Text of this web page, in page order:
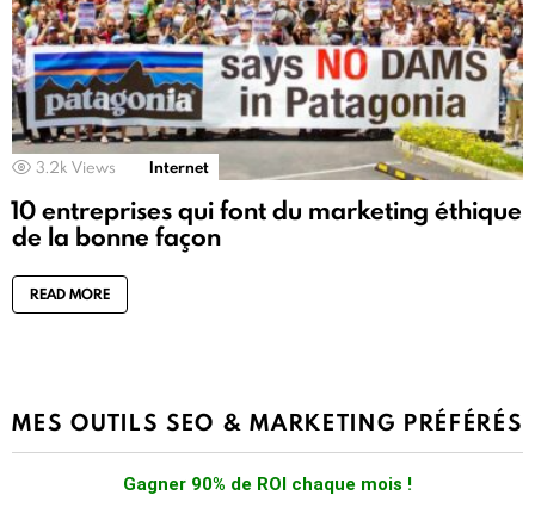
3.2k Views Internet
10 entreprises qui font du marketing éthique
de la bonne façon
READ MORE
MES OUTILS SEO & MARKETING PRÉFÉRÉS
Gagner 90% de ROI chaque mois !